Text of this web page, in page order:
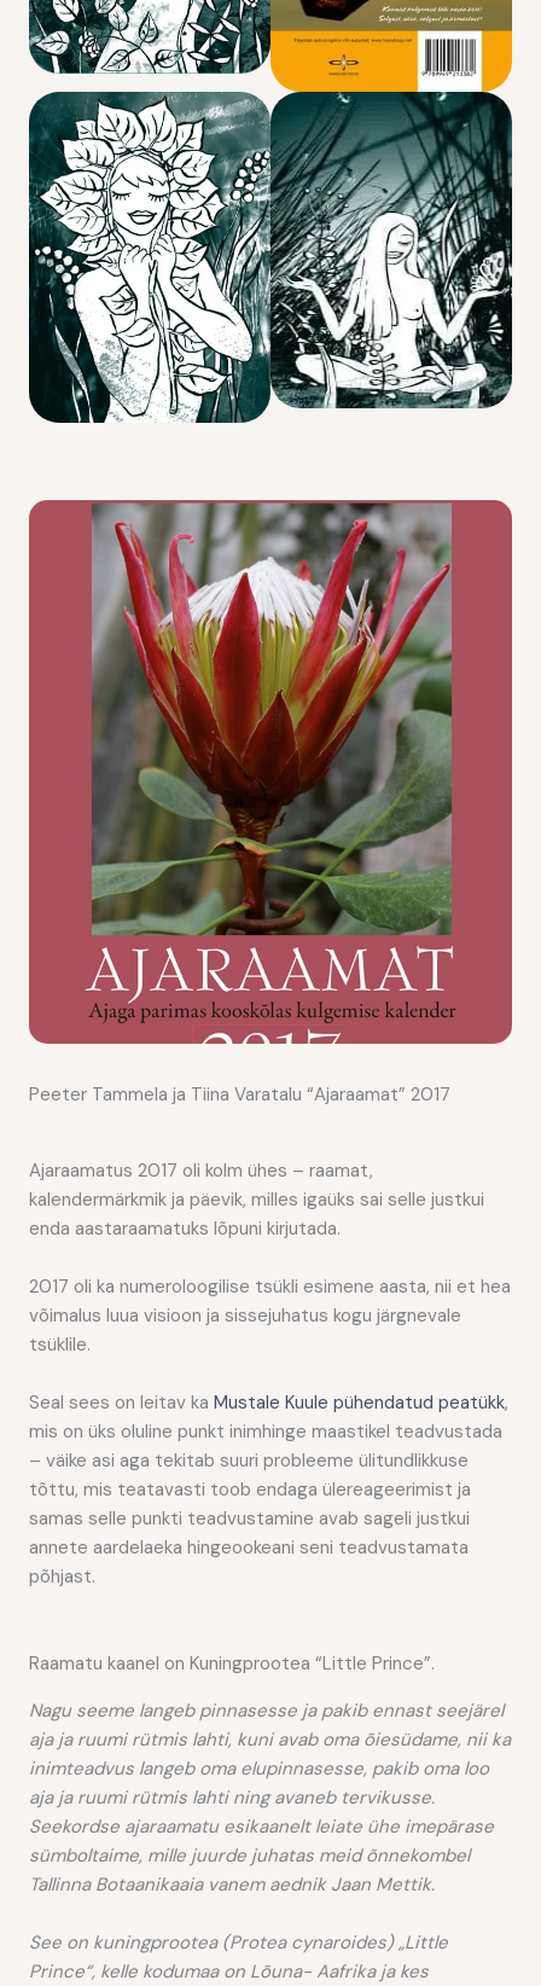
Peeter Tammela ja Tiina Varatalu “Ajaraamat” 2017
Ajaraamatus 2017 oli kolm ühes – raamat,
kalendermärkmik ja päevik, milles igaüks sai selle justkui
enda aastaraamatuks lõpuni kirjutada.
2017 oli ka numeroloogilise tsükli esimene aasta, nii et hea
võimalus luua visioon ja sissejuhatus kogu järgnevale
tsüklile.
Seal sees on leitav ka Mustale Kuule pühendatud peatükk,
mis on üks oluline punkt inimhinge maastikel teadvustada
– väike asi aga tekitab suuri probleeme ülitundlikkuse
tõttu, mis teatavasti toob endaga ülereageerimist ja
samas selle punkti teadvustamine avab sageli justkui
annete aardelaeka hingeookeani seni teadvustamata
põhjast.
Raamatu kaanel on Kuningprootea “Little Prince”.
Nagu seeme langeb pinnasesse ja pakib ennast seejärel
aja ja ruumi rütmis lahti, kuni avab oma õiesüdame, nii ka
inimteadvus langeb oma elupinnasesse, pakib oma loo
aja ja ruumi rütmis lahti ning avaneb tervikusse.
Seekordse ajaraamatu esikaanelt leiate ühe imepärase
sümboltaime, mille juurde juhatas meid õnnekombel
Tallinna Botaanikaaia vanem aednik Jaan Mettik.
See on kuningprootea (Protea cynaroides) „Little
Prince“, kelle kodumaa on Lõuna- Aafrika ja kes